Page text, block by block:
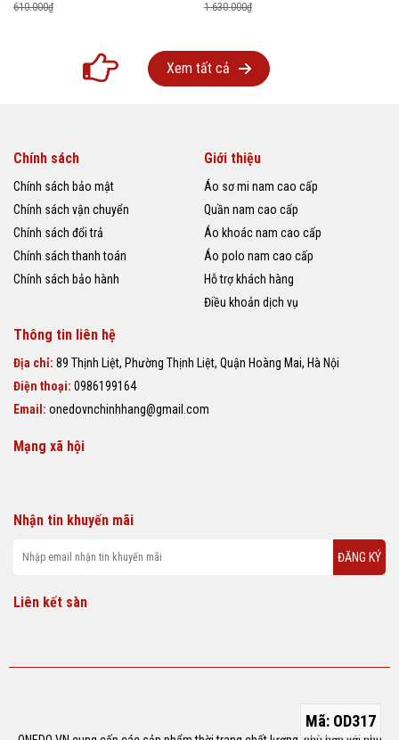
Mã: OD317
610.000₫ 1.630.000₫
Xem tất cả
Chính sách
Chính sách bảo mật
Chính sách vận chuyển
Chính sách đổi trả
Chính sách thanh toán
Chính sách bảo hành
Giới thiệu
Áo sơ mi nam cao cấp
Quần nam cao cấp
Áo khoác nam cao cấp
Áo polo nam cao cấp
Hỗ trợ khách hàng
Điều khoản dịch vụ
Thông tin liên hệ
Địa chỉ: 89 Thịnh Liệt, Phường Thịnh Liệt, Quận Hoàng Mai, Hà Nội
Điện thoại: 0986199164
Email: onedovnchinhhang@gmail.com
Mạng xã hội
Nhận tin khuyến mãi
Liên kết sàn